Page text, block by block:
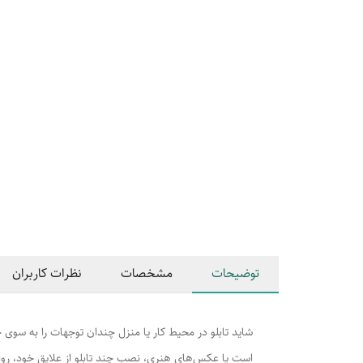
توضیحات مشخصات نظرات کاربران
شاید تابلو در محیط کار یا منزل چندان توجهات را به
است یا عکس‌های هنری، نصب چند تابلو از علایق خود،